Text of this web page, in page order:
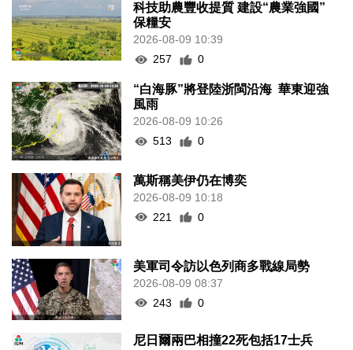
科技助農豐收提質 建設“農業強國”
保糧安
2026-08-09 10:39
257
0
“白海豚”將登陸浙閩沿海 華東迎強
風雨
2026-08-09 10:26
513
0
萬斯稱美伊仍在博奕
2026-08-09 10:18
221
0
美軍司令訪以色列商多戰線局勢
2026-08-09 08:37
243
0
尼日爾兩巴相撞22死包括17士兵